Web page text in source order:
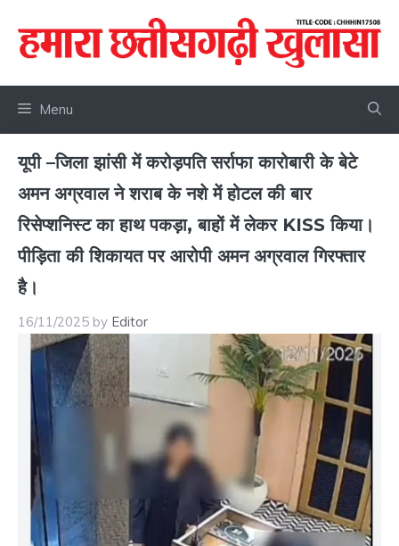
content
Menu
यूपी –जिला झांसी में करोड़पति सर्राफा कारोबारी के बेटे
अमन अग्रवाल ने शराब के नशे में होटल की बार
रिसेप्शनिस्ट का हाथ पकड़ा, बाहों में लेकर KISS किया।
पीड़िता की शिकायत पर आरोपी अमन अग्रवाल गिरफ्तार
है।
16/11/2025 by Editor